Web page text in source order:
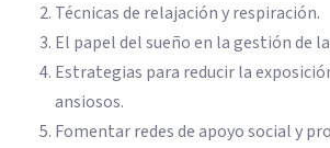
Técnicas de relajación y respiración.
El papel del sueño en la gestión de
Estrategias para reducir la
ansiosos.
Fomentar redes de apoyo social y